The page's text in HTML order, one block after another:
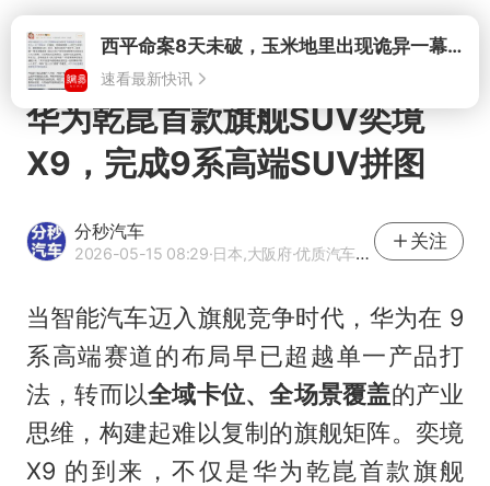
打开
华为乾崑首款旗舰SUV奕境
X9，完成9系高端SUV拼图
分秒汽车
2026-05-15 08:29·日本,大阪府·优质汽车领域创作者
关注
当智能汽车迈入旗舰竞争时代，华为在 9
系高端赛道的布局早已超越单一产品打
法，转而以全域卡位、全场景覆盖的产业
思维，构建起难以复制的旗舰矩阵。奕境
X9 的到来，不仅是华为乾崑首款旗舰